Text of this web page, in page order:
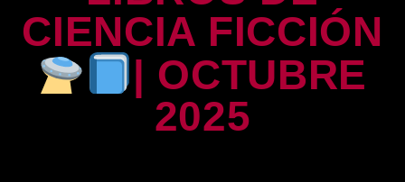
CIENCIA FICCIÓN
| OCTUBRE
2025